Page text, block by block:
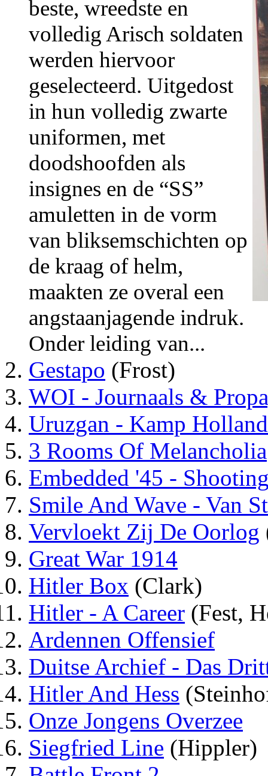
beste, wreedste en
volledig Arisch soldaten
werden hiervoor
geselecteerd. Uitgedost
in hun volledig zwarte
uniformen, met
doodshoofden als
insignes en de “SS”
amuletten in de vorm
van bliksemschichten op
de kraag of helm,
maakten ze overal een
angstaanjagende indruk.
Onder leiding van...
Gestapo (Frost)
WOI - Journaals &
Uruzgan - Kamp Holland
3 Rooms Of Melancholia
Embedded '45 -
Smile And Wave - Van
Vervloekt Zij De Oorlog
Great War 1914
Hitler Box (Clark)
Hitler - A Career (Fest,
Ardennen Offensief
Duitse Archief - Das
Hitler And Hess
Onze Jongens Overzee
Siegfried Line (Hippler)